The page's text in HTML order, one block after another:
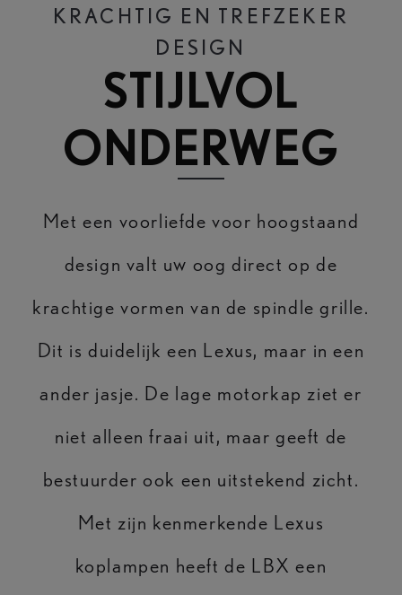
KRACHTIG EN TREFZEKER
DESIGN
STIJLVOL
ONDERWEG
Met een voorliefde voor hoogstaand
design valt uw oog direct op de
krachtige vormen van de spindle grille.
Dit is duidelijk een Lexus, maar in een
ander jasje. De lage motorkap ziet er
niet alleen fraai uit, maar geeft de
bestuurder ook een uitstekend zicht.
Met zijn kenmerkende Lexus
koplampen heeft de LBX een